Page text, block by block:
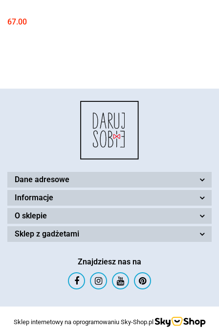
67.00
Dane adresowe
Informacje
O sklepie
Sklep z gadżetami
Znajdziesz nas na
Sklep internetowy na oprogramowaniu Sky-Shop.pl